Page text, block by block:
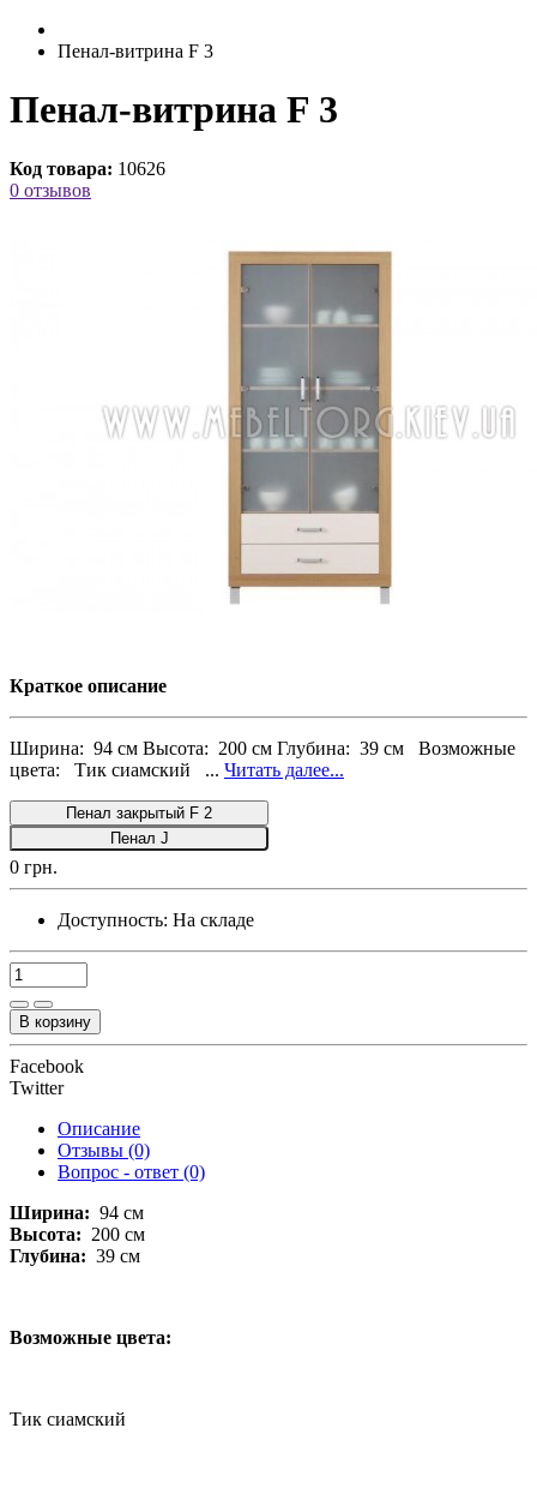
Пенал-витрина F 3
Пенал-витрина F 3
Код товара: 10626
0 отзывов
Краткое описание
Ширина: 94 см Высота: 200 см Глубина: 39 см Возможные
цвета: Тик сиамский ... Читать далее...
Пенал закрытый F 2
Пенал J
0 грн.
Доступность: На складе
В корзину
Facebook
Twitter
Описание
Отзывы (0)
Вопрос - ответ (0)
Ширина: 94 см
Высота: 200 см
Глубина: 39 см
Возможные цвета:
Тик сиамский